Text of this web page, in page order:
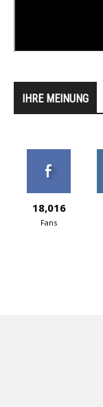
IHRE MEINUNG
18,016
Fans